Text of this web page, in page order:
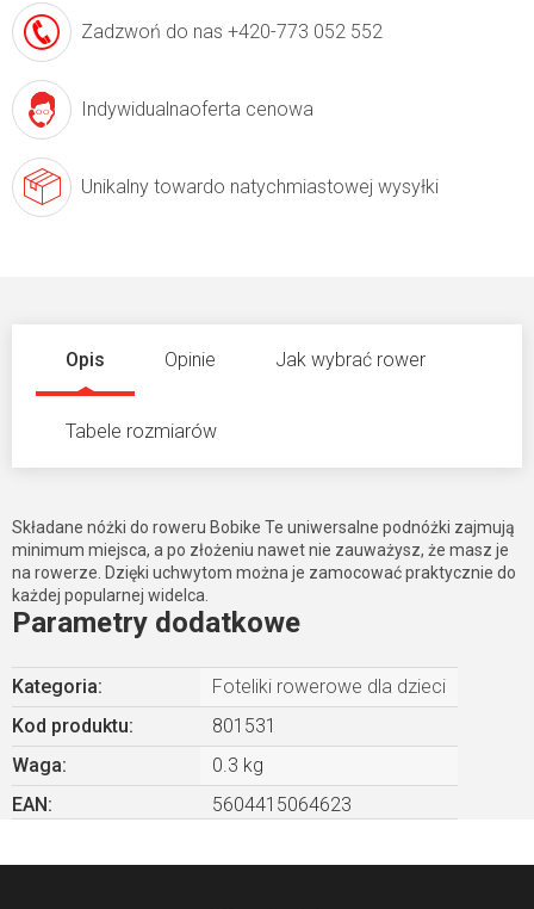
Zadzwoń do nas +420-773 052 552
Indywidualnaoferta cenowa
Unikalny towardo natychmiastowej wysyłki
Opis Opinie Jak wybrać rower
Tabele rozmiarów
Składane nóżki do roweru Bobike Te uniwersalne podnóżki zajmują
minimum miejsca, a po złożeniu nawet nie zauważysz, że masz je
na rowerze. Dzięki uchwytom można je zamocować praktycznie do
każdej popularnej widelca.
Parametry dodatkowe
Kategoria:
Foteliki rowerowe dla dzieci
Kod produktu:
801531
Waga:
0.3 kg
EAN: 5604415064623